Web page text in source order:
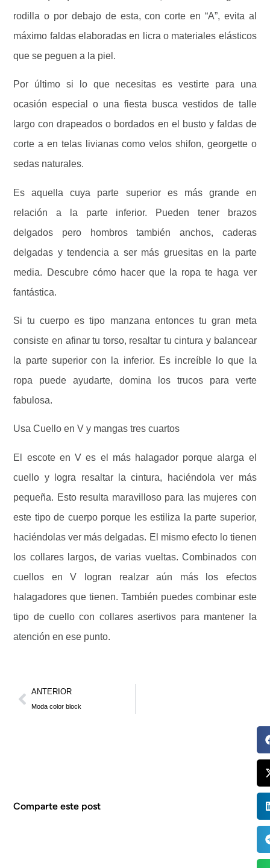
rodilla o por debajo de esta, con corte en “A”, evita al
máximo faldas elaboradas en licra o materiales elásticos
que se peguen a la piel.
Por último si lo que necesitas es vestirte para una
ocasión especial o una fiesta busca vestidos de talle
largo con drapeados o bordados en el busto y faldas de
corte a en telas livianas como velos shifon, georgette o
sedas naturales.
Es aquella cuya parte superior es más grande en
relación a la parte inferior. Pueden tener brazos
delgados pero hombros también anchos, caderas
delgadas y tendencia a ser más gruesitas en la parte
media. Descubre cómo hacer que la ropa te haga ver
fantástica.
Si tu cuerpo es tipo manzana entonces tu gran meta
consiste en afinar tu torso, resaltar tu cintura y balancear
la parte superior con la inferior. Es increíble lo que la
ropa puede ayudarte, domina los trucos para verte
fabulosa.
Usa Cuello en V y mangas tres cuartos
El escote en V es el más halagador porque alarga el
cuello y logra resaltar la cintura, haciéndola ver más
pequeña. Esto resulta maravilloso para las mujeres con
este tipo de cuerpo porque les estiliza la parte superior,
haciéndolas ver más delgadas. El mismo efecto lo tienen
los collares largos, de varias vueltas. Combinados con
cuellos en V logran realzar aún más los efectos
halagadores que tienen. También puedes combinar este
tipo de cuello con collares asertivos para mantener la
atención en ese punto.
ANTERIOR
Moda color block
Comparte este post